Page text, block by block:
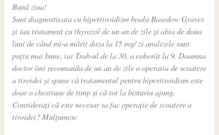
Bună ziua!
Sunt diagnosticata cu hipertiroidism boala Basedow Graves
și iau tratament cu thyrozol de un an de zile și abia de doua
luni de când mi-a mărit doza la 15 mg/ zi analizele sunt
puțin mai bune, iar Trab-ul de la 30, a coborât la 9. Doamna
doctor îmi recomanda de un an de zile o operatia de scoatere
a tiroidei și spune că tratamentul pentru hipertiroidism este
doar o chestiune de timp și că tot la bisturiu ajung.
Considerați că este necesar sa fac operație de scoatere a
tiroidei? Mulțumesc